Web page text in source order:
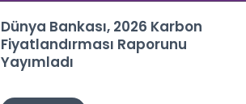
Dünya Bankası, 2026 Karbon
Fiyatlandırması Raporunu
Yayımladı